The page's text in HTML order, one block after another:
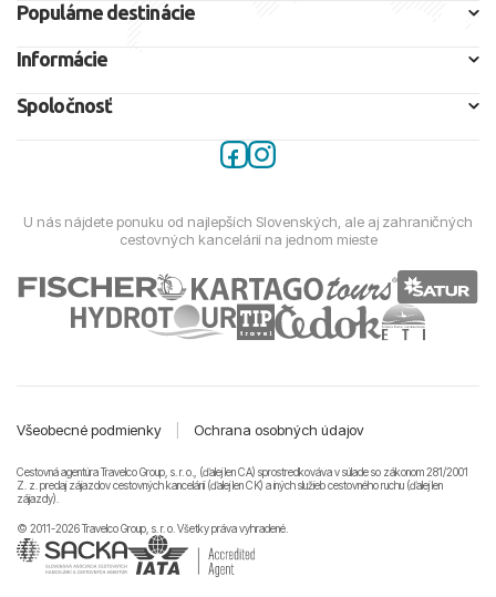
Populárne destinácie
Informácie
Spoločnosť
U nás nájdete ponuku od najlepších Slovenských, ale aj zahraničných
cestovných kancelárií na jednom mieste
Všeobecné podmienky Ochrana osobných údajov
Cestovná agentúra Travelco Group, s. r. o., (ďalej len CA) sprostredkováva v súlade so zákonom 281/2001
Z. z. predaj zájazdov cestovných kancelárii (ďalej len CK) a iných služieb cestovného ruchu (ďalej len
zájazdy).
© 2011-2026 Travelco Group, s. r. o. Všetky práva vyhradené.